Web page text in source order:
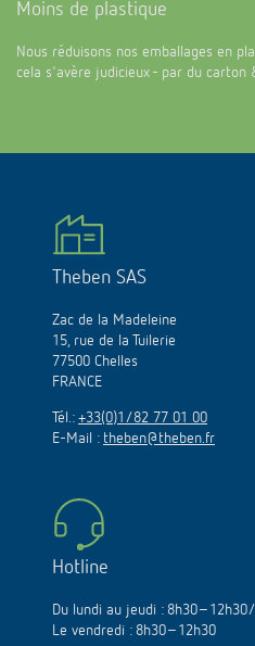
Moins de plastique
Nous réduisons nos emballages en
cela s'avère judicieux - par du carton
Theben SAS
Zac de la Madeleine
15, rue de la Tuilerie
77500 Chelles
FRANCE
Tél.: +33(0)1/82 77 01 00
E-Mail : theben@theben.fr
Hotline
Du lundi au jeudi :
Le vendredi : 8h30–12h30